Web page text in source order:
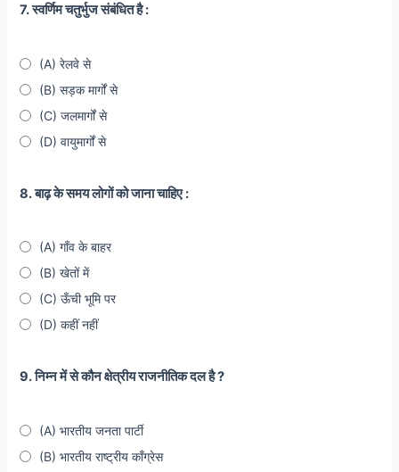
7. स्वर्णिम चतुर्भुज संबंधित है :
(A) रेलवे से
(B) सड़क मार्गों से
(C) जलमार्गों से
(D) वायुमार्गों से
8. बाढ़ के समय लोगों को जाना चाहिए :
(A) गाँव के बाहर
(B) खेतों में
(C) ऊँची भूमि पर
(D) कहीं नहीं
9. निम्न में से कौन क्षेत्रीय राजनीतिक दल है ?
(A) भारतीय जनता पार्टी
(B) भारतीय राष्ट्रीय काँग्रेस